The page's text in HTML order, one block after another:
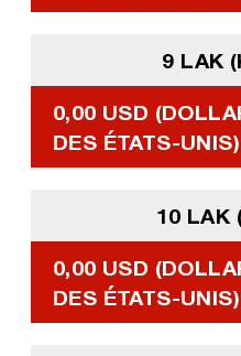
9 LAK
0,00 USD
DES ÉTATS-UNIS)
10 LAK
0,00 USD
DES ÉTATS-UNIS)